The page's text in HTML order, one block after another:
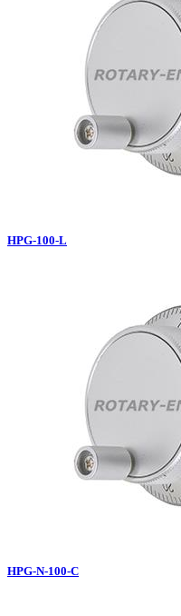
HPG-100-L
HPG-N-100-C